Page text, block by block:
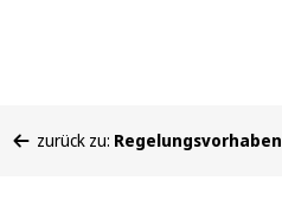
befinden
zurück zu: Regelungsvorhaben